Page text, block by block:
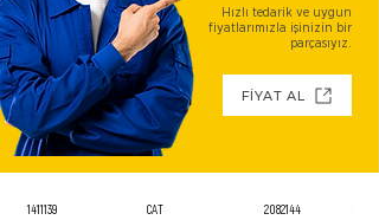
Hızlı tedarik ve uygun
fiyatlarımızla işinizin bir
parçasıyız.
FİYAT AL
1411139 CAT
2082144